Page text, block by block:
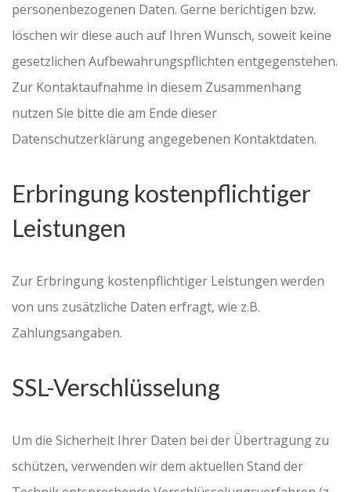
personenbezogenen Daten. Gerne berichtigen bzw.
löschen wir diese auch auf Ihren Wunsch, soweit keine
gesetzlichen Aufbewahrungspflichten entgegenstehen.
Zur Kontaktaufnahme in diesem Zusammenhang
nutzen Sie bitte die am Ende dieser
Datenschutzerklärung angegebenen Kontaktdaten.
Erbringung kostenpflichtiger
Leistungen
Zur Erbringung kostenpflichtiger Leistungen werden
von uns zusätzliche Daten erfragt, wie z.B.
Zahlungsangaben.
SSL-Verschlüsselung
Um die Sicherheit Ihrer Daten bei der Übertragung zu
schützen, verwenden wir dem aktuellen Stand der